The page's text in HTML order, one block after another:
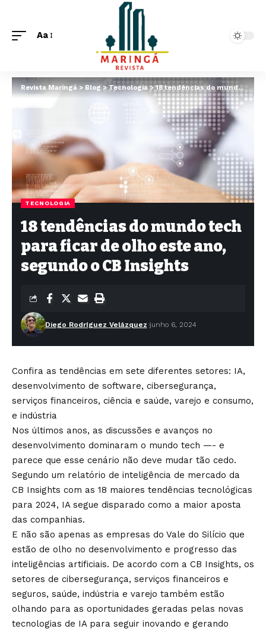
Aa
Revista Maringá>Blog>Tecnologia>18 tendências do mundo tech para ficar de olho este ano, segundo o CB Insights
TECNOLOGIA
18 tendências do mundo tech
para ficar de olho este ano,
segundo o CB Insights
Diego Rodríguez Velázquez junho 6, 2024
Confira as tendências em sete diferentes setores: IA,
desenvolvimento de software, cibersegurança,
serviços financeiros, ciência e saúde, varejo e consumo,
e indústria
Nos últimos anos, as discussões e avanços no
desenvolvimento dominaram o mundo tech —- e
parece que esse cenário não deve mudar tão cedo.
Segundo um relatório de inteligência de mercado da
CB Insights com as 18 maiores tendências tecnológicas
para 2024, IA segue disparado como a maior aposta
das companhias.
E não são apenas as empresas do Vale do Silício que
estão de olho no desenvolvimento e progresso das
inteligências artificiais. De acordo com a CB Insights, os
setores de cibersegurança, serviços financeiros e
seguros, saúde, indústria e varejo também estão
olhando para as oportunidades geradas pelas novas
tecnologias de IA para seguir inovando e gerando